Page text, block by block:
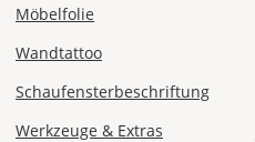
Versandkosten 1,99
Express
Möbelfolie
Wandtattoo
Schaufensterbeschriftung
Werkzeuge & Extras